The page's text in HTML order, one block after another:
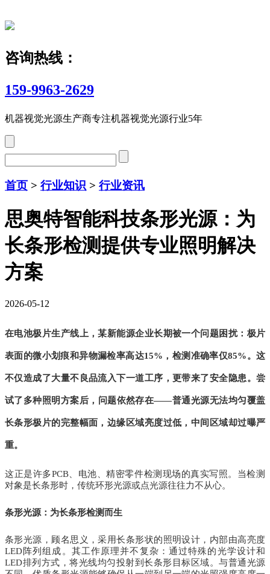
咨询热线：
159-9963-2629
机器视觉光源生产商专注机器视觉光源行业5年
首页 > 行业知识 > 行业资讯
思奥特智能科技条形光源：为
长条形检测提供专业照明解决
方案
2026-05-12
在电池极片生产线上，某新能源企业长期被一个问题困扰：极片
表面的微小划痕和异物漏检率高达15%，检测准确率仅85%。这
不仅造成了大量不良品流入下一道工序，更带来了安全隐患。尝
试了多种照明方案后，问题依然存在——普通光源无法均匀覆盖
长条形极片的完整幅面，边缘区域亮度过低，中间区域却过曝严
重。
这正是许多PCB、电池、精密零件检测现场的真实写照。当检测
对象是长条形时，传统环形光源或点光源往往力不从心。
条形光源：为长条形检测而生
条形光源，顾名思义，采用长条形状的照明设计，内部由高亮度
LED阵列组成。其工作原理并不复杂：通过特殊的光学设计和
LED排列方式，将光线均匀投射到长条形目标区域。与普通光源